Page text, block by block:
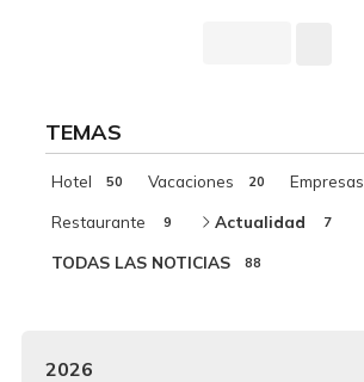
TEMAS
TODAS LAS NOTICIAS 88
Hotel 50 Vacaciones 20 Empresas
Restaurante 9 Actualidad 7
2026